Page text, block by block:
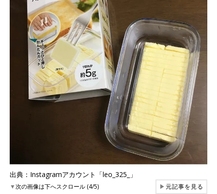
出典：Instagramアカウント「leo_325_」
▼次の画像は下へスクロール (4/5) ▶元記事を見る